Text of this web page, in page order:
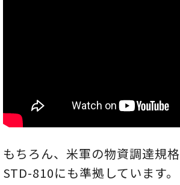
もちろん、米軍の物資調達規
STD-810にも準拠しています。